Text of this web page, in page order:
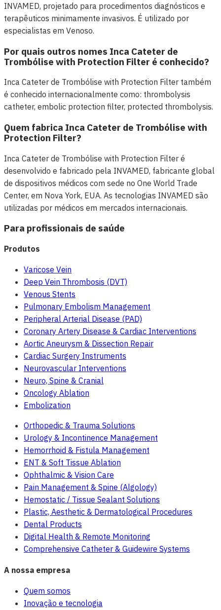
INVAMED, projetado para procedimentos diagnósticos e
terapêuticos minimamente invasivos. É utilizado por
especialistas em Venoso.
Por quais outros nomes Inca Cateter de
Trombólise with Protection Filter é conhecido?
Inca Cateter de Trombólise with Protection Filter também
é conhecido internacionalmente como: thrombolysis
catheter, embolic protection filter, protected thrombolysis.
Quem fabrica Inca Cateter de Trombólise with
Protection Filter?
Inca Cateter de Trombólise with Protection Filter é
desenvolvido e fabricado pela INVAMED, fabricante global
de dispositivos médicos com sede no One World Trade
Center, em Nova York, EUA. As tecnologias INVAMED são
utilizadas por médicos em mercados internacionais.
Para profissionais de saúde
Produtos
Varicose Vein
Deep Vein Thrombosis (DVT)
Venous Stents
Pulmonary Embolism Management
Peripheral Arterial Disease (PAD)
Coronary Artery Disease & Cardiac Interventions
Aortic Aneurysm & Dissection Repair
Cardiac Surgery Instruments
Neurovascular Interventions
Neuro, Spine & Cranial
Oncology Ablation
Embolization
Orthopedic & Trauma Solutions
Urology & Incontinence Management
Hemorrhoid & Fistula Management
ENT & Soft Tissue Ablation
Ophthalmic & Vision Care
Pain Management & Spine (Algology)
Hemostatic / Tissue Sealant Solutions
Plastic, Aesthetic & Dermatological Procedures
Dental Products
Digital Health & Remote Monitoring
Comprehensive Catheter & Guidewire Systems
A nossa empresa
Quem somos
Inovação e tecnologia